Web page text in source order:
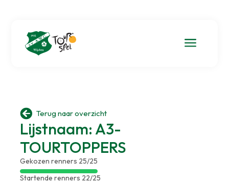
a
 Terug naar overzicht
Lijstnaam: A3-
TOURTOPPERS
Gekozen renners 25/25
Startende renners 22/25